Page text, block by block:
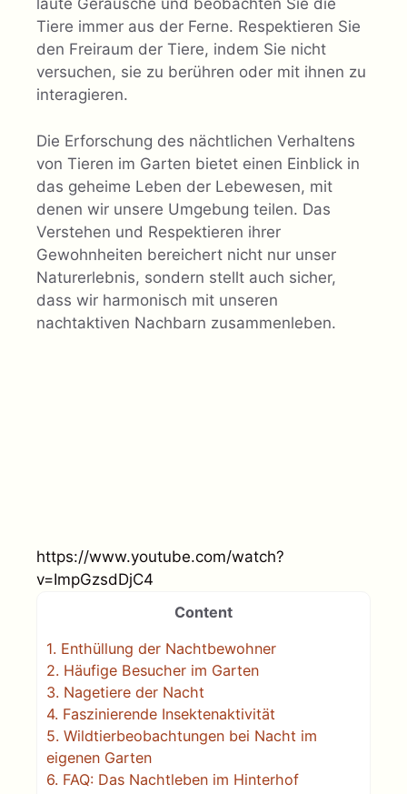
laute Geräusche und beobachten Sie die
Tiere immer aus der Ferne. Respektieren Sie
den Freiraum der Tiere, indem Sie nicht
versuchen, sie zu berühren oder mit ihnen zu
interagieren.
Die Erforschung des nächtlichen Verhaltens
von Tieren im Garten bietet einen Einblick in
das geheime Leben der Lebewesen, mit
denen wir unsere Umgebung teilen. Das
Verstehen und Respektieren ihrer
Gewohnheiten bereichert nicht nur unser
Naturerlebnis, sondern stellt auch sicher,
dass wir harmonisch mit unseren
nachtaktiven Nachbarn zusammenleben.
https://www.youtube.com/watch?
v=ImpGzsdDjC4
Content
1. Enthüllung der Nachtbewohner
2. Häufige Besucher im Garten
3. Nagetiere der Nacht
4. Faszinierende Insektenaktivität
5. Wildtierbeobachtungen bei Nacht im
eigenen Garten
6. FAQ: Das Nachtleben im Hinterhof